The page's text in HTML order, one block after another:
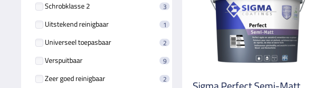
Schrobklasse 2 3
Uitstekend reinigbaar 1
Universeel toepasbaar 2
Verspuitbaar 9
Zeer goed reinigbaar 2